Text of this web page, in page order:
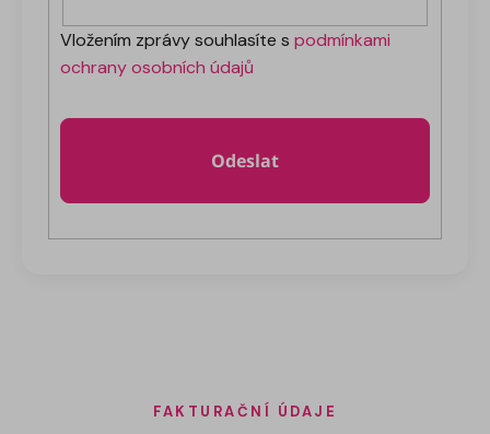
Vložením zprávy souhlasíte s podmínkami
ochrany osobních údajů
Odeslat
FAKTURAČNÍ ÚDAJE